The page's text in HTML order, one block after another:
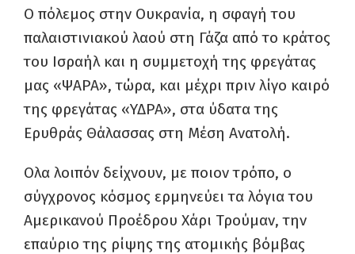
Ο πόλεμος στην Ουκρανία, η σφαγή του
παλαιστινιακού λαού στη Γάζα από το κράτος
του Ισραήλ και η συμμετοχή της φρεγάτας
μας «ΨΑΡΑ», τώρα, και μέχρι πριν λίγο καιρό
της φρεγάτας «ΥΔΡΑ», στα ύδατα της
Ερυθράς Θάλασσας στη Μέση Ανατολή.
Ολα λοιπόν δείχνουν, με ποιον τρόπο, ο
σύγχρονος κόσμος ερμηνεύει τα λόγια του
Αμερικανού Προέδρου Χάρι Τρούμαν, την
επαύριο της ρίψης της ατομικής βόμβας